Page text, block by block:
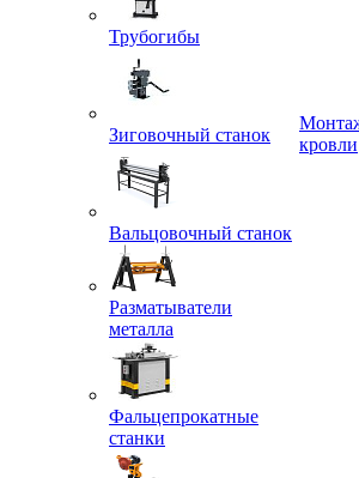
Трубогибы
Зиговочный станок
Вальцовочный станок
Разматыватели
металла
Фальцепрокатные
станки
Монтаж
кровли